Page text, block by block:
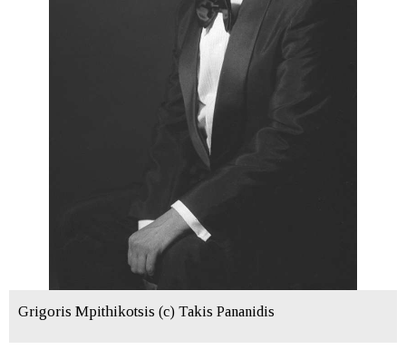
Grigoris Mpithikotsis (c) Takis Pananidis